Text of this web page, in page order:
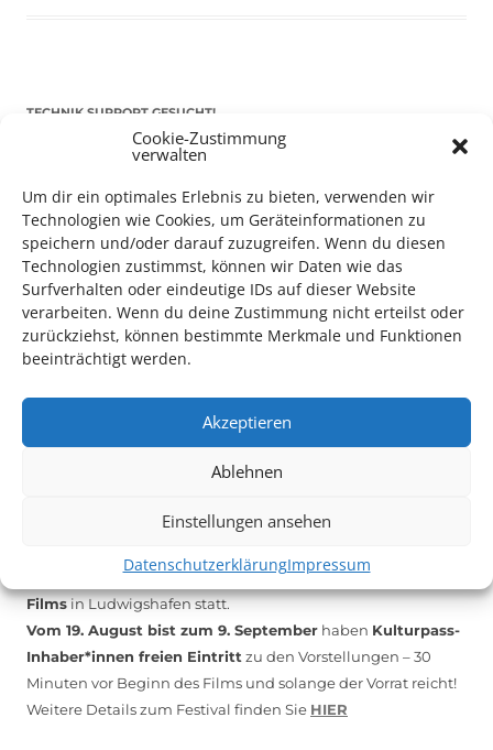
Cookie-Zustimmung
verwalten
Um dir ein optimales Erlebnis zu bieten, verwenden wir
Technologien wie Cookies, um Geräteinformationen zu
speichern und/oder darauf zuzugreifen. Wenn du diesen
Technologien zustimmst, können wir Daten wie das
Surfverhalten oder eindeutige IDs auf dieser Website
verarbeiten. Wenn du deine Zustimmung nicht erteilst oder
zurückziehst, können bestimmte Merkmale und Funktionen
beeinträchtigt werden.
Akzeptieren
Ablehnen
Einstellungen ansehen
DatenschutzerklärungImpressum
TECHNIK SUPPORT GESUCHT!
Das Kulturparkett freut sich stets über
Mithilfe im Bereich Technik. Sie haben Interesse? Dann
melden Sie sich unterinfo@kulturparkett-rhein-neckar.de
*KULTURTIPP SOMMERPAUSE: FESTIVAL DES DEUTSCHEN FILMS*
Auch dieses Jahr findet wieder dasFestival des deutschen
Filmsin Ludwigshafen statt.
Vom 19. August bist zum 9. September haben Kulturpass-
Inhaber*innen freien Eintritt zu den Vorstellungen – 30
Minuten vor Beginn des Films und solange der Vorrat reicht!
Weitere Details zum Festival finden Sie HIER